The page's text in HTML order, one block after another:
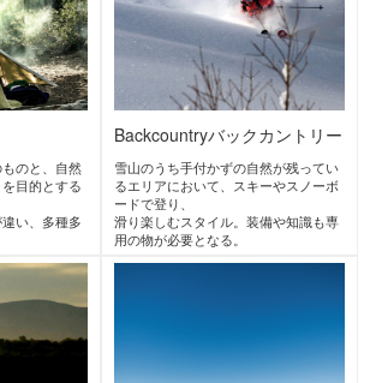
キャンプ